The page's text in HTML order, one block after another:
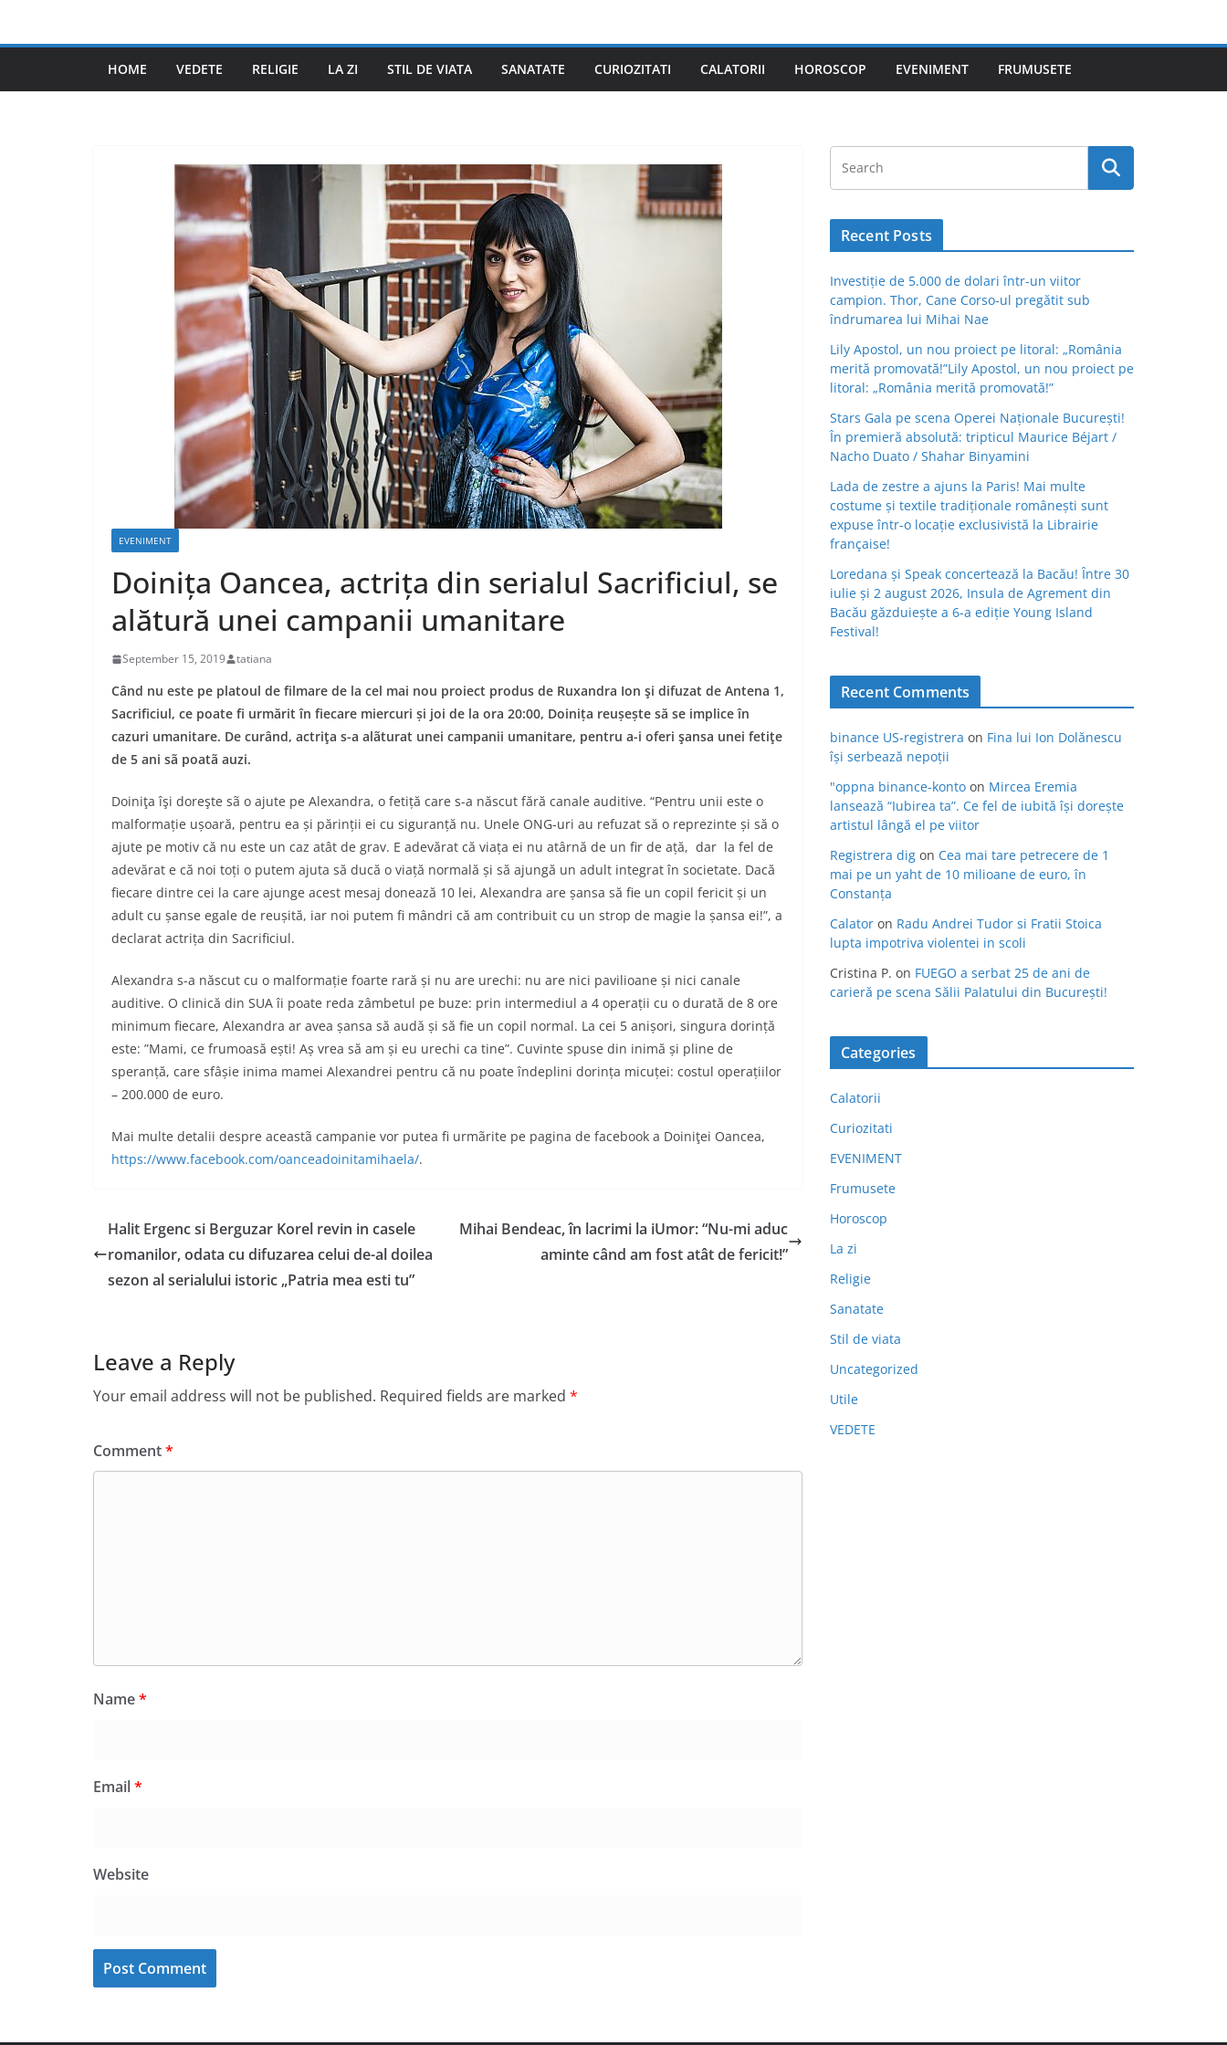
HOME VEDETE RELIGIE LA ZI STIL DE VIATA SANATATE CURIOZITATI CALATORII HOROSCOP EVENIMENT FRUMUSETE
EVENIMENT
Doinița Oancea, actrița din serialul Sacrificiul, se
alătură unei campanii umanitare
September 15, 2019 tatiana
Când nu este pe platoul de filmare de la cel mai nou proiect produs de Ruxandra Ion şi difuzat de Antena 1,
Sacrificiul, ce poate fi urmărit în fiecare miercuri și joi de la ora 20:00, Doinița reușește să se implice în
cazuri umanitare. De curând, actriţa s-a alãturat unei campanii umanitare, pentru a-i oferi şansa unei fetiţe
de 5 ani sã poatã auzi.
Doiniţa îşi doreşte sã o ajute pe Alexandra, o fetiță care s-a născut fără canale auditive. “Pentru unii este o
malformație ușoară, pentru ea și părinții ei cu siguranță nu. Unele ONG-uri au refuzat să o reprezinte și să o
ajute pe motiv că nu este un caz atât de grav. E adevărat că viața ei nu atârnă de un fir de ață, dar la fel de
adevărat e că noi toți o putem ajuta să ducă o viață normală și să ajungă un adult integrat în societate. Dacă
fiecare dintre cei la care ajunge acest mesaj donează 10 lei, Alexandra are șansa să fie un copil fericit și un
adult cu șanse egale de reușită, iar noi putem fi mândri că am contribuit cu un strop de magie la șansa ei!”, a
declarat actrița din Sacrificiul.
Alexandra s-a născut cu o malformație foarte rară și nu are urechi: nu are nici pavilioane și nici canale
auditive. O clinică din SUA îi poate reda zâmbetul pe buze: prin intermediul a 4 operații cu o durată de 8 ore
minimum fiecare, Alexandra ar avea șansa să audă și să fie un copil normal. La cei 5 anișori, singura dorință
este: ”Mami, ce frumoasă ești! Aș vrea să am și eu urechi ca tine”. Cuvinte spuse din inimă și pline de
speranță, care sfâșie inima mamei Alexandrei pentru că nu poate îndeplini dorința micuței: costul operațiilor
– 200.000 de euro.
Mai multe detalii despre aceastã campanie vor putea fi urmãrite pe pagina de facebook a Doiniţei Oancea,
https://www.facebook.com/oanceadoinitamihaela/.
Halit Ergenc si Berguzar Korel revin in casele
romanilor, odata cu difuzarea celui de-al doilea
sezon al serialului istoric „Patria mea esti tu”
Mihai Bendeac, în lacrimi la iUmor: “Nu-mi aduc
aminte când am fost atât de fericit!”
Leave a Reply
Your email address will not be published. Required fields are marked *
Comment*
Name*
Email*
Website
Recent Posts
Investiție de 5.000 de dolari într-un viitor
campion. Thor, Cane Corso-ul pregătit sub
îndrumarea lui Mihai Nae
Lily Apostol, un nou proiect pe litoral: „România
merită promovată!”Lily Apostol, un nou proiect pe
litoral: „România merită promovată!”
Stars Gala pe scena Operei Naționale București!
În premieră absolută: tripticul Maurice Béjart /
Nacho Duato / Shahar Binyamini
Lada de zestre a ajuns la Paris! Mai multe
costume și textile tradiționale românești sunt
expuse într-o locație exclusivistă la Librairie
française!
Loredana și Speak concertează la Bacău! Între 30
iulie și 2 august 2026, Insula de Agrement din
Bacău găzduiește a 6-a ediție Young Island
Festival!
Recent Comments
binance US-registrera on Fina lui Ion Dolănescu
își serbează nepoții
"oppna binance-konto on Mircea Eremia
lansează “Iubirea ta”. Ce fel de iubită își dorește
artistul lângă el pe viitor
Registrera dig on Cea mai tare petrecere de 1
mai pe un yaht de 10 milioane de euro, în
Constanța
Calator on Radu Andrei Tudor si Fratii Stoica
lupta impotriva violentei in scoli
Cristina P. on FUEGO a serbat 25 de ani de
carieră pe scena Sălii Palatului din București!
Categories
Calatorii
Curiozitati
EVENIMENT
Frumusete
Horoscop
La zi
Religie
Sanatate
Stil de viata
Uncategorized
Utile
VEDETE